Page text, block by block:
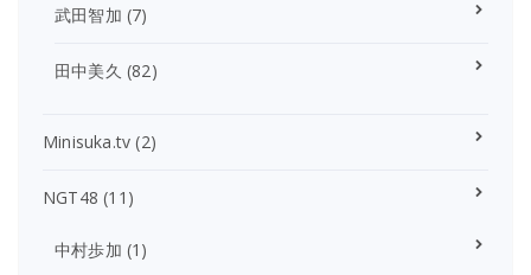
武田智加 (7)
田中美久 (82)
Minisuka.tv (2)
NGT48 (11)
中村歩加 (1)